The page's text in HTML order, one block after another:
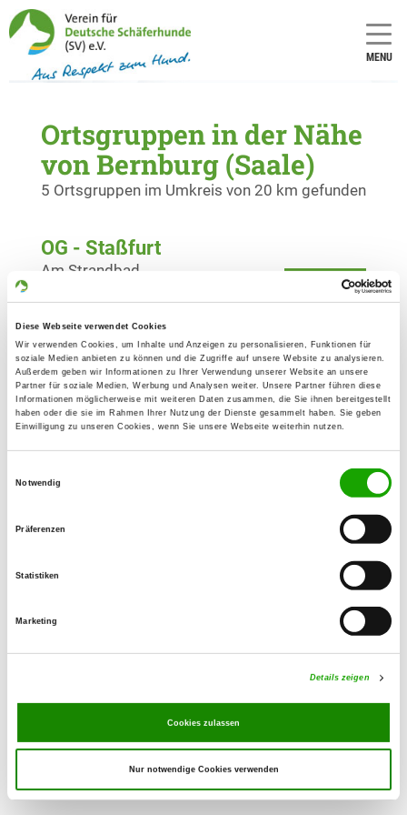
Diese Webseite verwendet Cookies
Wir verwenden Cookies, um Inhalte und Anzeigen zu personalisieren, Funktionen für
soziale Medien anbieten zu können und die Zugriffe auf unsere Website zu analysieren.
Außerdem geben wir Informationen zu Ihrer Verwendung unserer Website an unsere
Partner für soziale Medien, Werbung und Analysen weiter. Unsere Partner führen diese
Informationen möglicherweise mit weiteren Daten zusammen, die Sie ihnen bereitgestellt
haben oder die sie im Rahmen Ihrer Nutzung der Dienste gesammelt haben. Sie geben
Einwilligung zu unseren Cookies, wenn Sie unsere Webseite weiterhin nutzen.
Notwendig
Präferenzen
Statistiken
Marketing
Details zeigen
Cookies zulassen
Nur notwendige Cookies verwenden
MENU
Ortsgruppen in der Nähe
von Bernburg (Saale)
5 Ortsgruppen im Umkreis von 20 km gefunden
OG - Staßfurt
Details
Am Strandbad
OG - Bernburg e.V.
Details
Teichweg 6
06406 Bernburg
OG - Sandersleben e.V.
Details
Schlosstr. 25
Details
Mennewitzer Weg
OG - Werdershausen e.V.
06388 Werdershausen